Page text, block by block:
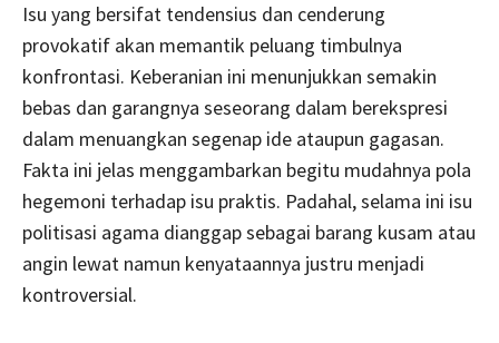
Isu yang bersifat tendensius dan cenderung
provokatif akan memantik peluang timbulnya
konfrontasi. Keberanian ini menunjukkan semakin
bebas dan garangnya seseorang dalam berekspresi
dalam menuangkan segenap ide ataupun gagasan.
Fakta ini jelas menggambarkan begitu mudahnya pola
hegemoni terhadap isu praktis. Padahal, selama ini isu
politisasi agama dianggap sebagai barang kusam atau
angin lewat namun kenyataannya justru menjadi
kontroversial.